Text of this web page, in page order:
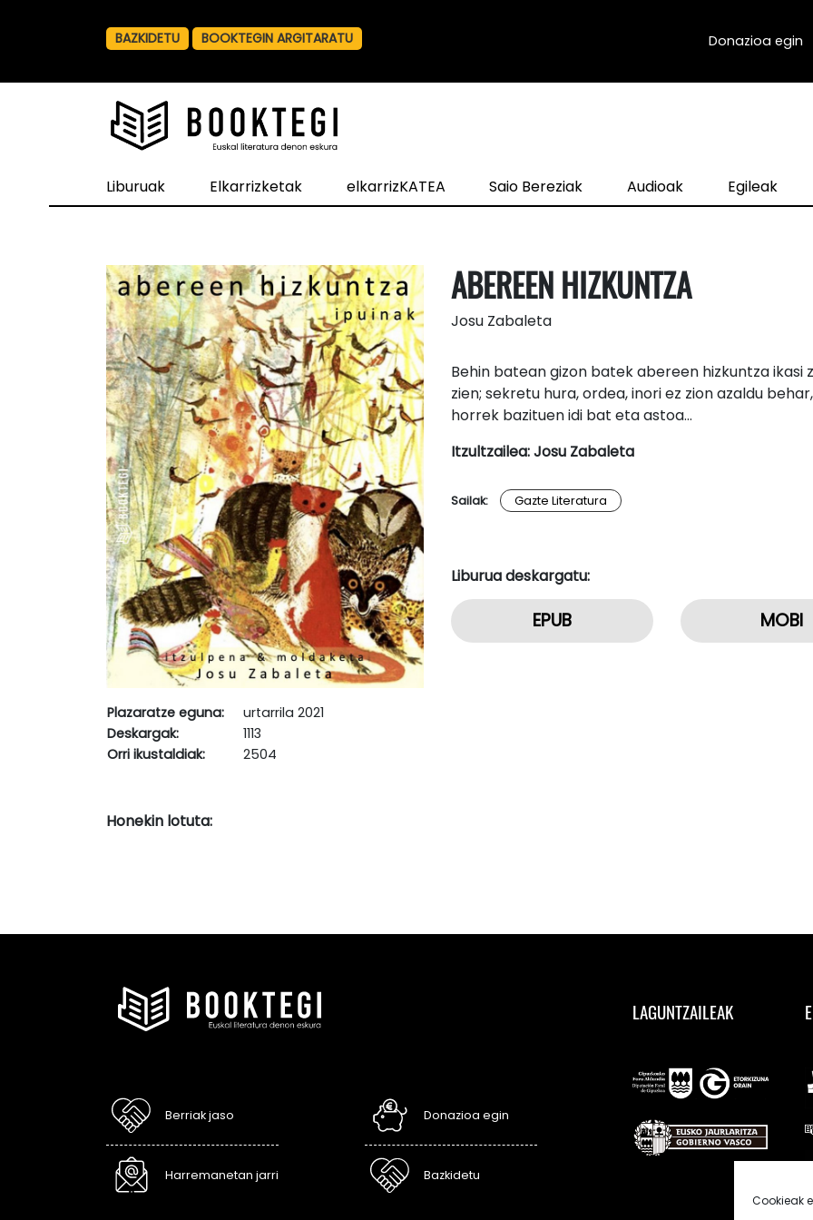
Cookieak
BAZKIDETU BOOKTEGIN ARGITARATU Donazioa egin
Liburuak Elkarrizketak elkarrizKATEA Saio Bereziak Audioak Egileak
Plazaratze eguna:
urtarrila 2021
Deskargak:
1113
Orri ikustaldiak:
2504
ABEREEN HIZKUNTZA
Josu Zabaleta
Behin batean gizon batek abereen hizkuntza ikasi
zien; sekretu hura, ordea, inori ez zion azaldu
horrek bazituen idi bat eta astoa…
Itzultzailea: Josu Zabaleta
Sailak: Gazte Literatura
Liburua deskargatu:
EPUB MOBI
Honekin lotuta:
Berriak jaso
Harremanetan jarri
Donazioa egin
Bazkidetu
LAGUNTZAILEAK